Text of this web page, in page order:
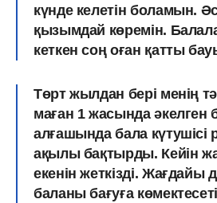
күнде келетін боламын.
қызымдай көремін.
кеткен соң оған қатты
Төрт жылдан бері менің
маған 1 жасында әкелген
алғашында бала күтушісі
ақылы бақтырды. Кейін
екенін жеткізді. Жағдайы
баланы бағуға